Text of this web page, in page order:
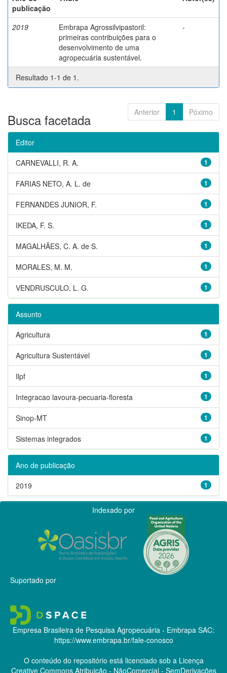
publicação
2019
Embrapa Agrossilvipastoril:
primeiras contribuições para o
desenvolvimento de uma
agropecuária sustentável.
-
Resultado 1-1 de 1.
Anterior 1 Póximo
Busca facetada
Editor
1
CARNEVALLI, R. A.
1
FARIAS NETO, A. L. de
1
FERNANDES JUNIOR, F.
1
IKEDA, F. S.
1
MAGALHÃES, C. A. de S.
1
MORALES, M. M.
1
VENDRUSCULO, L. G.
Assunto
1
Agricultura
1
Agricultura Sustentável
1
Ilpf
1
Integracao lavoura-pecuaria-floresta
1
Sinop-MT
1
Sistemas integrados
Ano de publicação
1
2019
Indexado por
Suportado por
Empresa Brasileira de Pesquisa Agropecuária - Embrapa SAC:
https://www.embrapa.br/fale-conosco
O conteúdo do repositório está licenciado sob a Licença
Creative CommonsAtribuição - NãoComercial - SemDerivações